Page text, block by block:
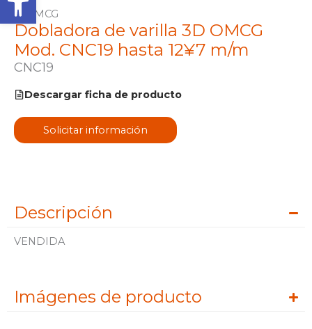
Dobladora de varilla 3D OMCG
Mod. CNC19 hasta 12¥7 m/m
CNC19
Descargar ficha de producto
Solicitar información
Descripción
VENDIDA
Imágenes de producto